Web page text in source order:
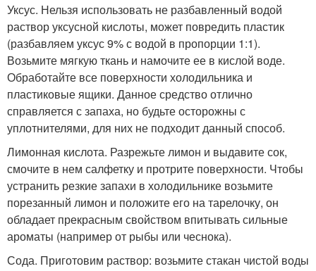
Уксус. Нельзя использовать не разбавленный водой
раствор уксусной кислоты, может повредить пластик
(разбавляем уксус 9% с водой в пропорции 1:1).
Возьмите мягкую ткань и намочите ее в кислой воде.
Обработайте все поверхности холодильника и
пластиковые ящики. Данное средство отлично
справляется с запаха, но будьте осторожны с
уплотнителями, для них не подходит данный способ.
Лимонная кислота. Разрежьте лимон и выдавите сок,
смочите в нем салфетку и протрите поверхности. Чтобы
устранить резкие запахи в холодильнике возьмите
порезанный лимон и положите его на тарелочку, он
обладает прекрасным свойством впитывать сильные
ароматы (например от рыбы или чеснока).
Сода. Приготовим раствор: возьмите стакан чистой воды